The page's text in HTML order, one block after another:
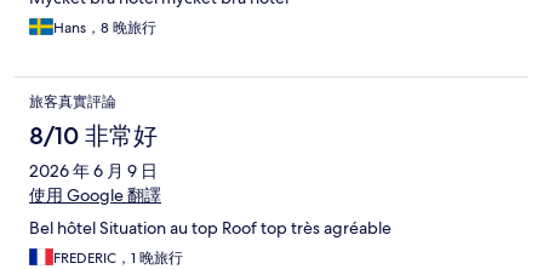
Hans，8 晚旅行
旅客真實評論
8/10 非常好
2026 年 6 月 9 日
使用 Google 翻譯
Bel hôtel Situation au top Roof top très agréable
FREDERIC，1 晚旅行